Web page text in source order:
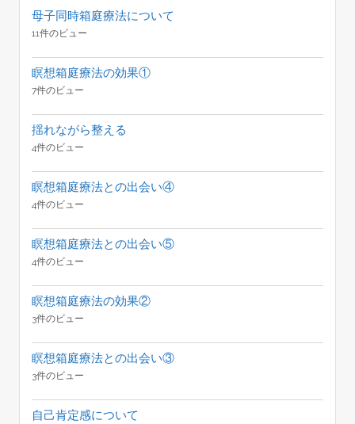
母子同時箱庭療法について
11件のビュー
瞑想箱庭療法の効果①
7件のビュー
揺れながら整える
4件のビュー
瞑想箱庭療法との出会い④
4件のビュー
瞑想箱庭療法との出会い⑤
4件のビュー
瞑想箱庭療法の効果②
3件のビュー
瞑想箱庭療法との出会い③
3件のビュー
自己肯定感について